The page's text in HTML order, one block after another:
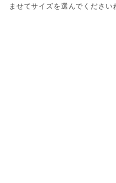
ませてサイズを選んでください